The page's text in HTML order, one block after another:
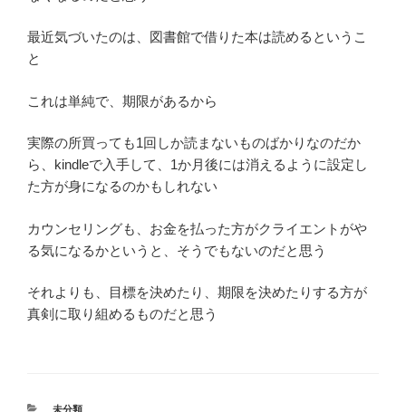
最近気づいたのは、図書館で借りた本は読めるというこ
と
これは単純で、期限があるから
実際の所買っても1回しか読まないものばかりなのだか
ら、kindleで入手して、1か月後には消えるように設定し
た方が身になるのかもしれない
カウンセリングも、お金を払った方がクライエントがや
る気になるかというと、そうでもないのだと思う
それよりも、目標を決めたり、期限を決めたりする方が
真剣に取り組めるものだと思う
カ
未分類